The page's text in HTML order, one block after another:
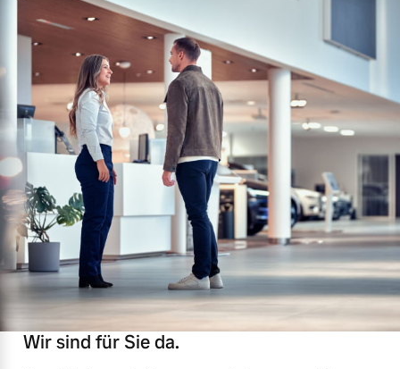
Wir sind für Sie da.